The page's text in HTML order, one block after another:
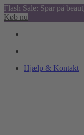
Flash Sale: Spar på
Køb nu
Hjælp & Kontakt